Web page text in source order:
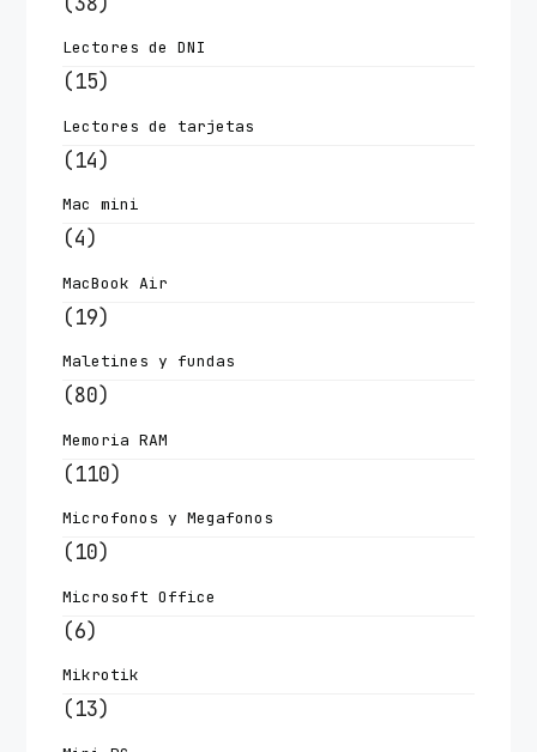
Lectores de DNI
(15)
Lectores de tarjetas
(14)
Mac mini
(4)
MacBook Air
(19)
Maletines y fundas
(80)
Memoria RAM
(110)
Microfonos y Megafonos
(10)
Microsoft Office
(6)
Mikrotik
(13)